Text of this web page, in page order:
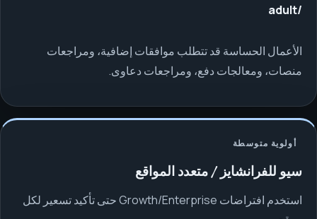
/adult
الأعمال الحساسة قد تتطلب موافقات إضافية، ومراجعات
منصات، ومعالجات دفع، ومراجعات دعاوى.
أولوية متوسطة
سيو للفرانشايز / متعدد المواقع
استخدم افتراضات Growth/Enterprise حتى تأكيد تسعير لكل